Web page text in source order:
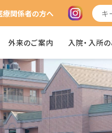
療関係者の方へ
外来のご案内 入院・入所